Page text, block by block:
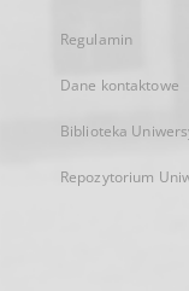
Regulamin
Dane kontaktowe
Biblioteka
Repozytorium